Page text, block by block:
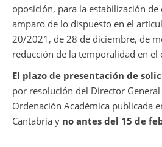
oposición, para la estabilización
amparo de lo dispuesto en el
20/2021, de 28 de diciembre, de
reducción de la temporalidad en el
El plazo de presentación de
por resolución del Director
Ordenación Académica publicada
Cantabria y no antes del 15 de